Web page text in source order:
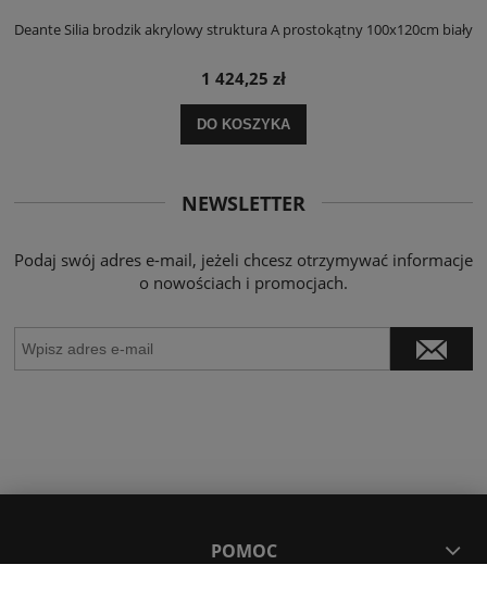
Deante Silia brodzik akrylowy struktura A prostokątny 100x120cm biały
1 424,25 zł
DO KOSZYKA
NEWSLETTER
Podaj swój adres e-mail, jeżeli chcesz otrzymywać informacje
o nowościach i promocjach.
POMOC